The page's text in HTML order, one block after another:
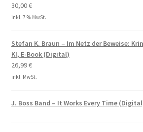
30,00€
inkl. 7 % MwSt.
Stefan K. Braun – Im Netz der Beweise:
KI, E-Book (Digital)
26,99€
inkl. MwSt.
J. Boss Band – It Works Every Time